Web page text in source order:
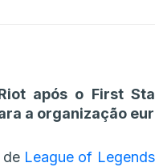
após o First
a organização
de League of Legends